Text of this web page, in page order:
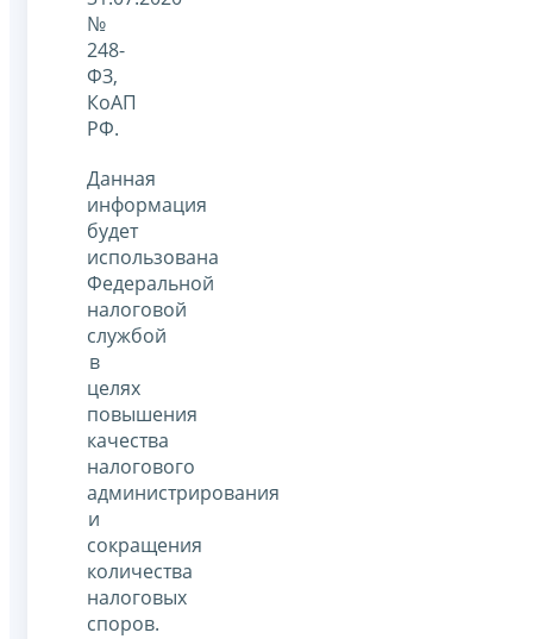
№
248-
ФЗ,
КоАП
РФ.
Данная
информация
будет
использована
Федеральной
налоговой
службой
в
целях
повышения
качества
налогового
администрирования
и
сокращения
количества
налоговых
споров.